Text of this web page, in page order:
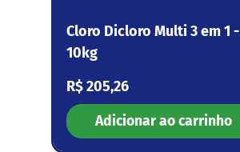
Cloro Dicloro Multi 3 em 1 -
10kg
Preço normal
R$ 205,26
Adicionar ao carrinho